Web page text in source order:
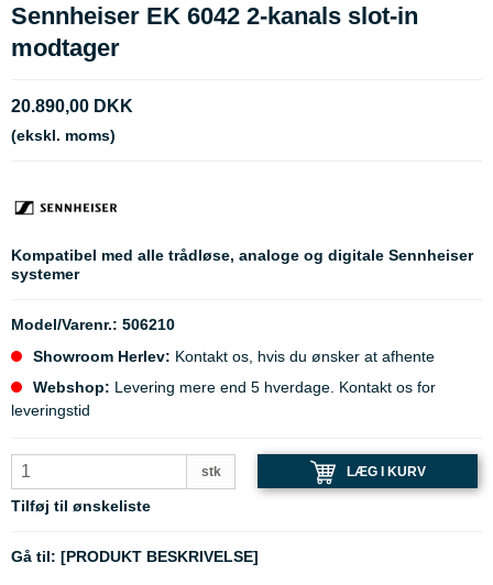
Sennheiser EK 6042 2-kanals slot-in
modtager
20.890,00 DKK
(ekskl. moms)
Kompatibel med alle trådløse, analoge og digitale Sennheiser
systemer
Model/Varenr.: 506210
Showroom Herlev: Kontakt os, hvis du ønsker at afhente
Webshop: Levering mere end 5 hverdage. Kontakt os for
leveringstid
stk LÆG I KURV
Tilføj til ønskeliste
Gå til: [PRODUKT BESKRIVELSE]